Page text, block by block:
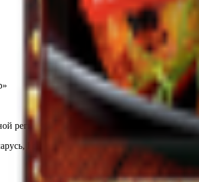
регистрации № 490314725 от 30.05.2003г
Гомельская обл., г. Жлобин, ул. Козлова 2-